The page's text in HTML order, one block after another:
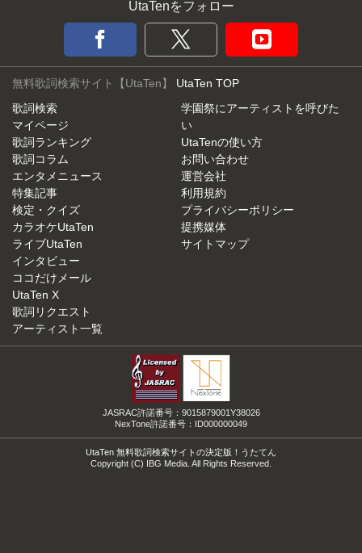
UtaTenをフォロー
無料歌詞検索サイト【UtaTen】 UtaTen TOP
歌詞検索
マイページ
歌詞ランキング
歌詞コラム
エンタメニュース
特集記事
検定・クイズ
カラオケUtaTen
ライブUtaTen
インタビュー
ココだけメール
UtaTen X
歌詞リクエスト
アーティスト一覧
学園祭にアーティストを呼びた
い
UtaTenの使い方
お問い合わせ
運営会社
利用規約
プライバシーポリシー
提携媒体
サイトマップ
JASRAC許諾番号：9015879001Y38026
NexTone許諾番号：ID000000049
UtaTen 無料歌詞検索サイトの決定版！うたてん
Copyright (C) IBG Media. All Rights Reserved.